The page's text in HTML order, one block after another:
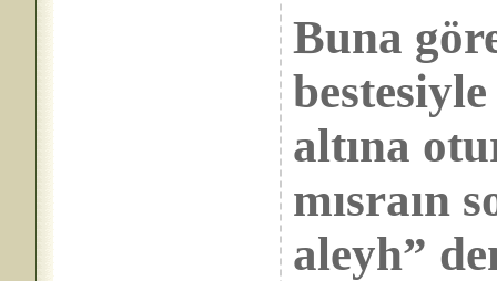
Buna
altına
mısraın
aleyh”